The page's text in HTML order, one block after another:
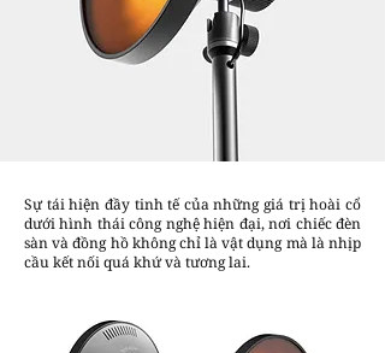
Sự tái hiện đầy tinh tế của những giá trị hoài cổ
dưới hình thái công nghệ hiện đại, nơi chiếc đèn
sàn và đồng hồ không chỉ là vật dụng mà là nhịp
cầu kết nối quá khứ và tương lai.